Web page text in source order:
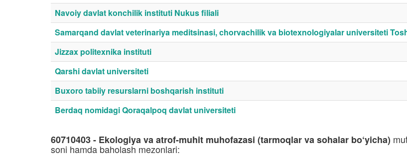
Navoiy davlat konchilik instituti Nukus filiali
Samarqand davlat veterinariya meditsinasi, chorvachilik va biotexnologiyalar universiteti
Jizzax politexnika instituti
Qarshi davlat universiteti
Buxoro tabiiy resurslarni boshqarish instituti
Berdaq nomidagi Qoraqalpoq davlat universiteti
60710403 - Ekologiya va atrof-muhit muhofazasi (tarmoqlar va sohalar bo‘yicha)
soni hamda baholash mezonlari: